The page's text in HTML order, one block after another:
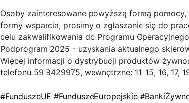
Osoby zainteresowane powyższą formą
formy wsparcia, prosimy o zgłaszanie się do
celu zakwalifikowania do Programu
Podprogram 2025 - uzyskania aktualnego
Więcej informacji o dystrybucji produktów
telefonu 59 8429975, wewnętrzne: 11, 15, 16, 17,
#FunduszeUE #FunduszeEuropejskie